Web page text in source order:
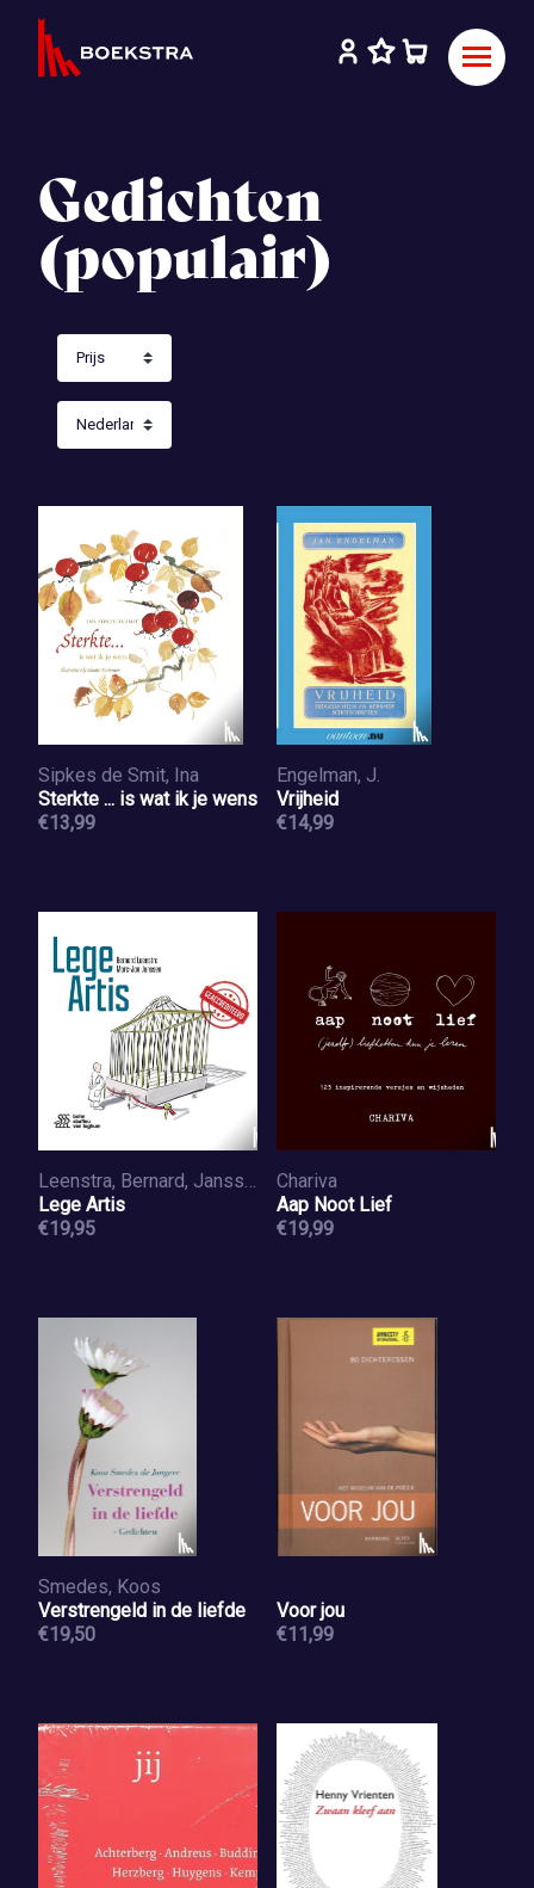
Gedichten
(populair)
Sipkes de Smit, Ina
Sterkte ... is wat ik je wens
€13,99
Engelman, J.
Vrijheid
€14,99
Leenstra, Bernard, Janssen, Marc-Jan
Lege Artis
€19,95
Chariva
Aap Noot Lief
€19,99
Smedes, Koos
Verstrengeld in de liefde
€19,50
Voor jou
€11,99